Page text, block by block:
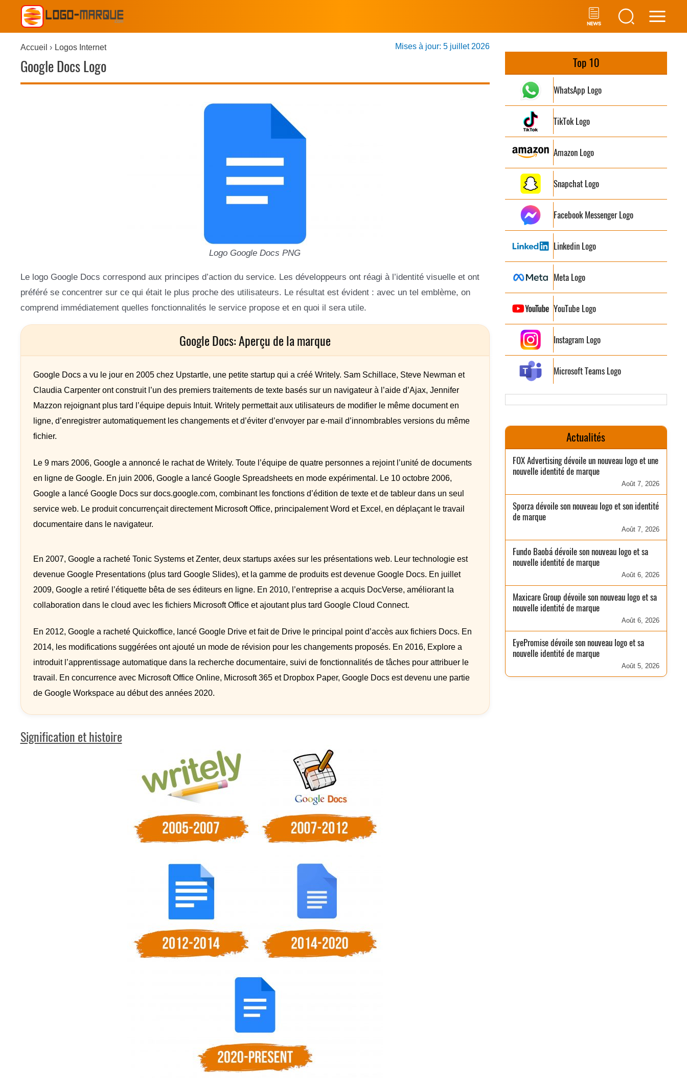
Accueil Logos Internet
Google Docs Logo
Mises à jour: 5 juillet 2026
Logo Google Docs PNG
Le logo Google Docs correspond aux principes d’action du service. Les développeurs ont réagi à l’identité visuelle et ont
préféré se concentrer sur ce qui était le plus proche des utilisateurs. Le résultat est évident : avec un tel emblème, on
comprend immédiatement quelles fonctionnalités le service propose et en quoi il sera utile.
Google Docs: Aperçu de la marque
Google Docs a vu le jour en 2005 chez Upstartle, une petite startup qui a créé Writely. Sam Schillace, Steve Newman et
Claudia Carpenter ont construit l’un des premiers traitements de texte basés sur un navigateur à l’aide d’Ajax, Jennifer
Mazzon rejoignant plus tard l’équipe depuis Intuit. Writely permettait aux utilisateurs de modifier le même document en
ligne, d’enregistrer automatiquement les changements et d’éviter d’envoyer par e-mail d’innombrables versions du même
fichier.
Le 9 mars 2006, Google a annoncé le rachat de Writely. Toute l’équipe de quatre personnes a rejoint l’unité de documents
en ligne de Google. En juin 2006, Google a lancé Google Spreadsheets en mode expérimental. Le 10 octobre 2006,
Google a lancé Google Docs sur docs.google.com, combinant les fonctions d’édition de texte et de tableur dans un seul
service web. Le produit concurrençait directement Microsoft Office, principalement Word et Excel, en déplaçant le travail
documentaire dans le navigateur.
En 2007, Google a racheté Tonic Systems et Zenter, deux startups axées sur les présentations web. Leur technologie est
devenue Google Presentations (plus tard Google Slides), et la gamme de produits est devenue Google Docs. En juillet
2009, Google a retiré l’étiquette bêta de ses éditeurs en ligne. En 2010, l’entreprise a acquis DocVerse, améliorant la
collaboration dans le cloud avec les fichiers Microsoft Office et ajoutant plus tard Google Cloud Connect.
En 2012, Google a racheté Quickoffice, lancé Google Drive et fait de Drive le principal point d’accès aux fichiers Docs. En
2014, les modifications suggérées ont ajouté un mode de révision pour les changements proposés. En 2016, Explore a
introduit l’apprentissage automatique dans la recherche documentaire, suivi de fonctionnalités de tâches pour attribuer le
travail. En concurrence avec Microsoft Office Online, Microsoft 365 et Dropbox Paper, Google Docs est devenu une partie
de Google Workspace au début des années 2020.
Signification et histoire
Top 10
WhatsApp Logo
TikTok Logo
Amazon Logo
Snapchat Logo
Facebook Messenger Logo
Linkedin Logo
Meta Logo
YouTube Logo
Instagram Logo
Microsoft Teams Logo
Actualités
FOX Advertising dévoile un nouveau logo et une
nouvelle identité de marque
Août 7, 2026
Sporza dévoile son nouveau logo et son identité
de marque
Août 7, 2026
Fundo Baobá dévoile son nouveau logo et sa
nouvelle identité de marque
Août 6, 2026
Maxicare Group dévoile son nouveau logo et sa
nouvelle identité de marque
Août 6, 2026
EyePromise dévoile son nouveau logo et sa
nouvelle identité de marque
Août 5, 2026